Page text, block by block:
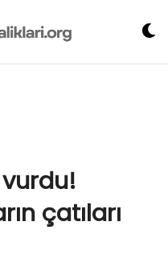
vurdu!
çatıları